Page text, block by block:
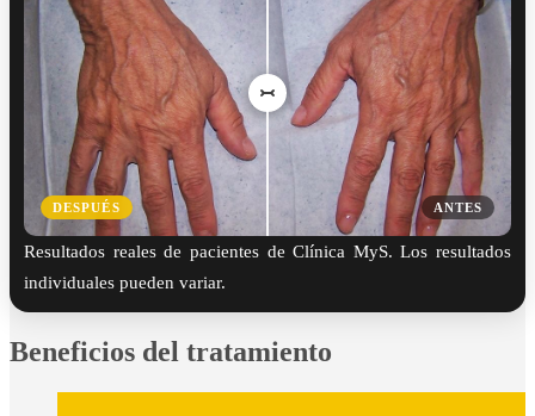
ANTES
DESPUÉS
Resultados reales de pacientes de Clínica MyS. Los resultados
individuales pueden variar.
Beneficios del tratamiento